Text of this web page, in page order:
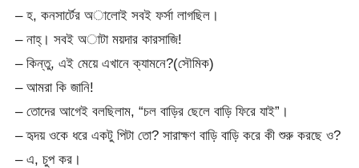
– হ, কনসার্টের অালোই সবই ফর্সা লাগছিল।
– নাহ্। সবই অাটা ময়দার কারসাজি!
– কিন্তু, এই মেয়ে এখানে ক্যামনে?(সৌমিক)
– আমরা কি জানি!
– তোদের আগেই বলছিলাম, “চল বাড়ির ছেলে বাড়ি ফিরে যাই”।
– হৃদয় ওকে ধরে একটু পিটা তো? সারাক্ষণ বাড়ি বাড়ি করে কী শুরু করছে ও?
– এ, চুপ কর।